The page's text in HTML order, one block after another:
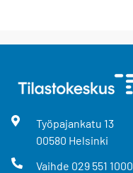
Työpajankatu 13
00580 Helsinki
Vaihde 029 551 1000